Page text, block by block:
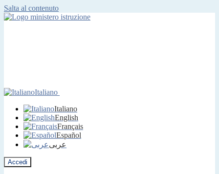
Salta al contenuto
Italiano
Italiano
English
Français
Español
عربى
Accedi